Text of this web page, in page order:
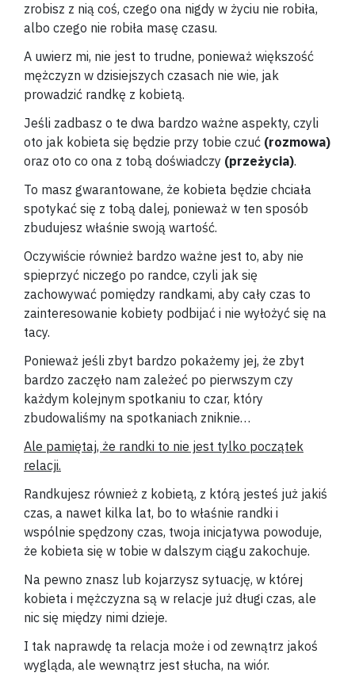
zrobisz z nią coś, czego ona nigdy w życiu nie robiła,
albo czego nie robiła masę czasu.
A uwierz mi, nie jest to trudne, ponieważ większość
mężczyzn w dzisiejszych czasach nie wie, jak
prowadzić randkę z kobietą.
Jeśli zadbasz o te dwa bardzo ważne aspekty, czyli
oto jak kobieta się będzie przy tobie czuć (rozmowa)
oraz oto co ona z tobą doświadczy (przeżycia).
To masz gwarantowane, że kobieta będzie chciała
spotykać się z tobą dalej, ponieważ w ten sposób
zbudujesz właśnie swoją wartość.
Oczywiście również bardzo ważne jest to, aby nie
spieprzyć niczego po randce, czyli jak się
zachowywać pomiędzy randkami, aby cały czas to
zainteresowanie kobiety podbijać i nie wyłożyć się na
tacy.
Ponieważ jeśli zbyt bardzo pokażemy jej, że zbyt
bardzo zaczęło nam zależeć po pierwszym czy
każdym kolejnym spotkaniu to czar, który
zbudowaliśmy na spotkaniach zniknie…
Ale pamiętaj, że randki to nie jest tylko początek
relacji.
Randkujesz również z kobietą, z którą jesteś już jakiś
czas, a nawet kilka lat, bo to właśnie randki i
wspólnie spędzony czas, twoja inicjatywa powoduje,
że kobieta się w tobie w dalszym ciągu zakochuje.
Na pewno znasz lub kojarzysz sytuację, w której
kobieta i mężczyzna są w relacje już długi czas, ale
nic się między nimi dzieje.
I tak naprawdę ta relacja może i od zewnątrz jakoś
wygląda, ale wewnątrz jest słucha, na wiór.